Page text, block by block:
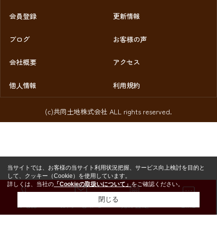
会員登録 更新情報
ブログ お客様の声
会社概要 アクセス
個人情報 利用規約
(c)共同土地株式会社 ALL rights reserved.
お問い合わせ
当サイトでは、お客様の当サイト利用状況把握、サービス向上検討を目的と
して、クッキー（Cookie）を使用しています。
詳しくは、当社の 「Cookieの取扱いについて」をご確認ください。
閉じる